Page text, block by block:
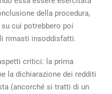
della procedura,
cui potrebbero poi
rimasti insoddisfatti.
critici: la prima
la dichiarazione dei redditi
(ancorché si tratti di un